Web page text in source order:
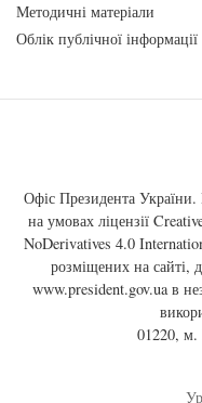
Методичні матеріали
Облік публічної інформації
Офіс Президента України.
на умовах ліцензії
NoDerivatives 4.0
розміщених на сайті,
www.president.gov.uaв
01220, м.